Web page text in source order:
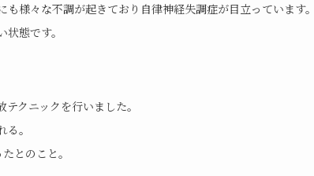
様々な不調が起きており自律神経失調症が目立っています
態です。
クニックを行いました。
。
とのこと。